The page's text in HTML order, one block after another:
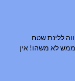
ללינת שטח
ממש לא משהו! אין